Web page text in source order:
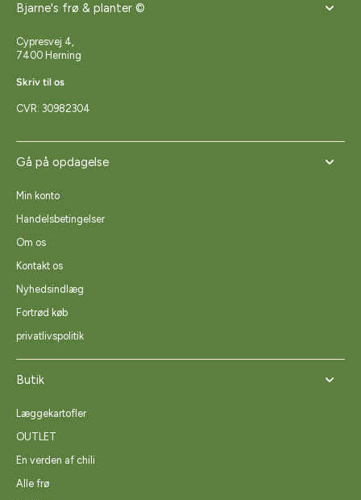
Bjarne's frø & planter ©
Cypresvej 4,
7400 Herning
Skriv til os
CVR: 30982304
Gå på opdagelse
Min konto
Handelsbetingelser
Om os
Kontakt os
Nyhedsindlæg
Fortrød køb
privatlivspolitik
Butik
Læggekartofler
OUTLET
En verden af chili
Alle frø